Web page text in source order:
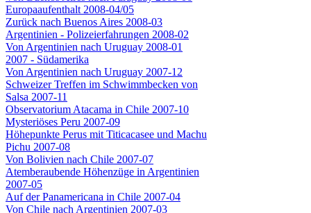
Europaaufenthalt 2008-04/05
Zurück nach Buenos Aires 2008-03
Argentinien - Polizeierfahrungen 2008-02
Von Argentinien nach Uruguay 2008-01
2007 - Südamerika
Von Argentinien nach Uruguay 2007-12
Schweizer Treffen im Schwimmbecken von
Salsa 2007-11
Observatorium Atacama in Chile 2007-10
Mysteriöses Peru 2007-09
Höhepunkte Perus mit Titicacasee und Machu
Pichu 2007-08
Von Bolivien nach Chile 2007-07
Atemberaubende Höhenzüge in Argentinien
2007-05
Auf der Panamericana in Chile 2007-04
Von Chile nach Argentinien 2007-03